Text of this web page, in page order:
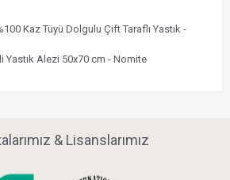
Kaz Tüyü Dolgulu Çift Taraflı Yastık -
Yastık Alezi 50x70 cm - Nomite
& Lisanslarımız